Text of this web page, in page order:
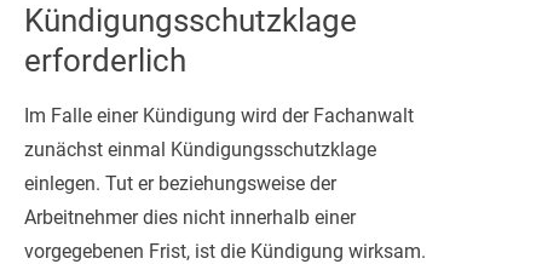
Kündigungsschutzklage
erforderlich
Im Falle einer Kündigung wird der Fachanwalt
zunächst einmal Kündigungsschutzklage
einlegen. Tut er beziehungsweise der
Arbeitnehmer dies nicht innerhalb einer
vorgegebenen Frist, ist die Kündigung wirksam.